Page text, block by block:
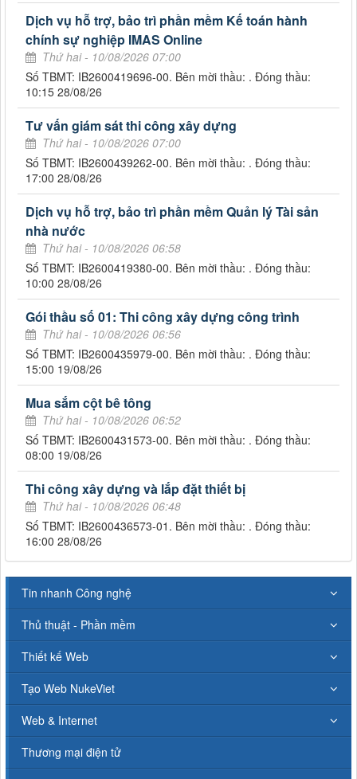
Dịch vụ hỗ trợ, bảo trì phần mềm Kế toán hành
chính sự nghiệp IMAS Online
Thứ hai - 10/08/2026 07:00
Số TBMT: IB2600419696-00. Bên mời thầu: . Đóng thầu:
10:15 28/08/26
Tư vấn giám sát thi công xây dựng
Thứ hai - 10/08/2026 07:00
Số TBMT: IB2600439262-00. Bên mời thầu: . Đóng thầu:
17:00 28/08/26
Dịch vụ hỗ trợ, bảo trì phần mềm Quản lý Tài sản
nhà nước
Thứ hai - 10/08/2026 06:58
Số TBMT: IB2600419380-00. Bên mời thầu: . Đóng thầu:
10:00 28/08/26
Gói thầu số 01: Thi công xây dựng công trình
Thứ hai - 10/08/2026 06:56
Số TBMT: IB2600435979-00. Bên mời thầu: . Đóng thầu:
15:00 19/08/26
Mua sắm cột bê tông
Thứ hai - 10/08/2026 06:52
Số TBMT: IB2600431573-00. Bên mời thầu: . Đóng thầu:
08:00 19/08/26
Thi công xây dựng và lắp đặt thiết bị
Thứ hai - 10/08/2026 06:48
Số TBMT: IB2600436573-01. Bên mời thầu: . Đóng thầu:
16:00 28/08/26
Tin nhanh Công nghệ
Thủ thuật - Phần mềm
Thiết kế Web
Tạo Web NukeViet
Web & Internet
Thương mại điện tử